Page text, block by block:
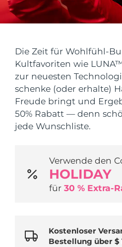
Die Zeit für Wohlfühl-
Kultfavoriten wie
zur neuesten
schenke (oder erhalte)
Freude bringt und
50% Rabatt — denn
jede Wunschliste.
Verwende den
HOLIDAY
für30 % Extra-
Kostenloser
Bestellung über $
issa™ Teeth Whitening
FAQ™ Dual LED Panel
BELIEBT
Sonderangebote
Versandland
Vereinigte Staaten
Vereinigtes
Königreich
Spanien
Frankreich
Deutschland